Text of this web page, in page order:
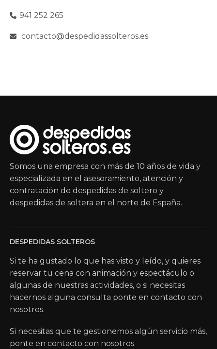
941 252 265
contacto@despedidassolteros.es
Somos una empresa con más de 10 años de vida y
especializada en el asesoramiento, atención y
contratación de despedidas de soltero y
despedidas de soltera en el norte de España.
DESPEDIDAS SOLTEROS
Si te ha gustado lo que has visto y leído, y quieres
reservar tu cena con animación y espectáculo o
algunas de nuestras actividades, o si necesitas
hacernos alguna consulta ponte en contacto con
nosotros.
Si necesitas que te gestionemos algún servicio más,
ponte en contacto con nosotros.